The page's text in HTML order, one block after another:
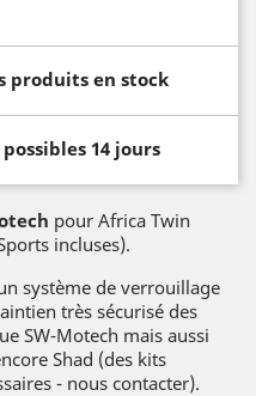
produits en stock
14 jours
pour Africa Twin
incluses).
système de verrouillage
très sécurisé des
SW-Motech mais aussi
Shad (des kits
- nous contacter).